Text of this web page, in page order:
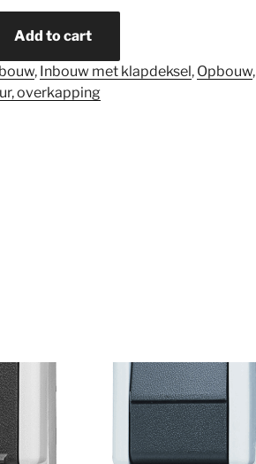
Add to cart
, Inbouw met klapdeksel, Opbouw,
overkapping